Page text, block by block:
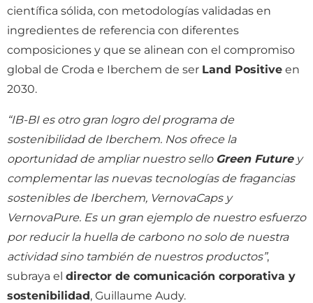
científica sólida, con metodologías validadas en
ingredientes de referencia con diferentes
composiciones y que se alinean con el compromiso
global de Croda e Iberchem de ser Land Positive en
2030.
“IB-BI es otro gran logro del programa de
sostenibilidad de Iberchem. Nos ofrece la
oportunidad de ampliar nuestro sello Green Futurey
complementar las nuevas tecnologías de fragancias
sostenibles de Iberchem, VernovaCaps y
VernovaPure. Es un gran ejemplo de nuestro esfuerzo
por reducir la huella de carbono no solo de nuestra
actividad sino también de nuestros productos”,
subraya el director de comunicación corporativa y
sostenibilidad, Guillaume Audy.